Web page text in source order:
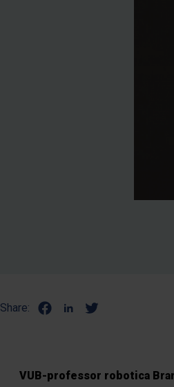
Share:
VUB-professor robotica